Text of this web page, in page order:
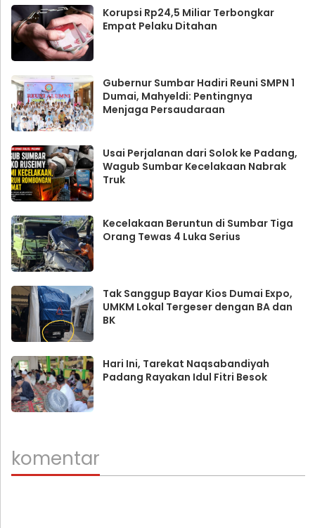
Korupsi Rp24,5 Miliar Terbongkar
Empat Pelaku Ditahan
Gubernur Sumbar Hadiri Reuni SMPN 1
Dumai, Mahyeldi: Pentingnya
Menjaga Persaudaraan
Usai Perjalanan dari Solok ke Padang,
Wagub Sumbar Kecelakaan Nabrak
Truk
Kecelakaan Beruntun di Sumbar Tiga
Orang Tewas 4 Luka Serius
Tak Sanggup Bayar Kios Dumai Expo,
UMKM Lokal Tergeser dengan BA dan
BK
Hari Ini, Tarekat Naqsabandiyah
Padang Rayakan Idul Fitri Besok
komentar